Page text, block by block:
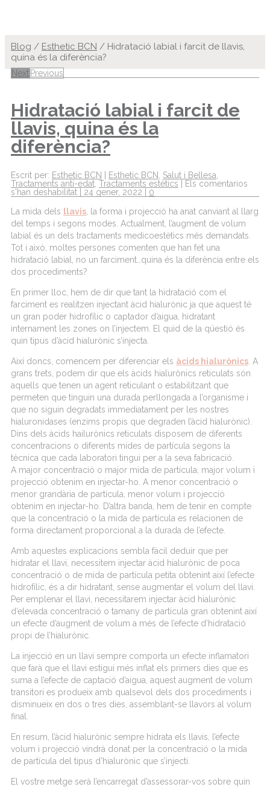
Blog / Esthetic BCN / Hidratació labial i farcit de llavis,
quina és la diferència?
Next Previous
Hidratació labial i farcit de
llavis, quina és la
diferència?
Escrit per: Esthetic BCN Esthetic BCN Salut i Bellesa
Tractaments anti-edat Tractaments estètics
Els comentarios
s'han deshabilitat
24 gener, 2022
0
La mida dels llavis , la forma i projecció ha anat canviant al llarg
del temps i segons modes. Actualment, l’augment de volum
labial és un dels tractaments medicoestètics més demandats.
Tot i això, moltes persones comenten que han fet una
hidratació labial, no un farciment…quina és la diferència entre els
dos procediments?
En primer lloc, hem de dir que tant la hidratació com el
farciment es realitzen injectant àcid hialurònic ja que aquest té
un gran poder hidrofílic o captador d’aigua, hidratant
internament les zones on l’injectem. El quid de la qüestió és
quin tipus d’àcid hialurònic s’injecta.
Així doncs, comencem per diferenciar els àcids hialurònics . A
grans trets, podem dir que els àcids hialurònics reticulats són
aquells que tenen un agent reticulant o estabilitzant que
permeten que tinguin una durada perllongada a l’organisme i
que no siguin degradats immediatament per les nostres
hialuronidases (enzims propis que degraden l’àcid hialurònic).
Dins dels àcids hailurònics reticulats disposem de diferents
concentracions o diferents mides de partícula segons la
tècnica que cada laboratori tingui per a la seva fabricació.
A major concentració o major mida de partícula, major volum i
projecció obtenim en injectar-ho. A menor concentració o
menor grandària de partícula, menor volum i projecció
obtenim en injectar-ho. D’altra banda, hem de tenir en compte
que la concentració o la mida de partícula es relacionen de
forma directament proporcional a la durada de l’efecte.
Amb aquestes explicacions sembla fàcil deduir que per
hidratar el llavi, necessitem injectar àcid hialurònic de poca
concentració o de mida de partícula petita obtenint així l’efecte
hidrofílic, és a dir hidratant, sense augmentar el volum del llavi.
Per emplenar el llavi, necessitarem injectar àcid hialurònic
d’elevada concentració o tamany de partícula gran obtenint així
un efecte d’augment de volum a més de l’efecte d’hidratació
propi de l’hialurònic.
La injecció en un llavi sempre comporta un efecte inflamatori
que farà que el llavi estigui més inflat els primers dies que es
suma a l’efecte de captació d’aigua, aquest augment de volum
transitori es produeix amb qualsevol dels dos procediments i
disminueix en dos o tres dies, assemblant-se llavors al volum
final.
En resum, l’àcid hialurònic sempre hidrata els llavis, l’efecte
volum i projecció vindrà donat per la concentració o la mida
de partícula del tipus d’hialurònic que s’injecti.
El vostre metge serà l’encarregat d’assessorar-vos sobre quin